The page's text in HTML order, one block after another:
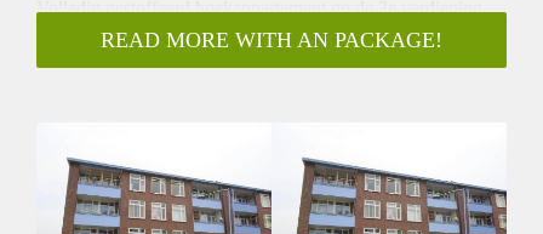
Volledig gestoffeerd hoekappartement op de 3e verdieping
aan de rand van de stad gelegen.
INDELING:
kleedruimte, 2e slaapkamer met 2e balkon op zuiden, luxe
badkamer met royale douche met cabine, wastafel,
wasmachineaansluiting en designradiator.
READ MORE WITH AN PACKAGE!